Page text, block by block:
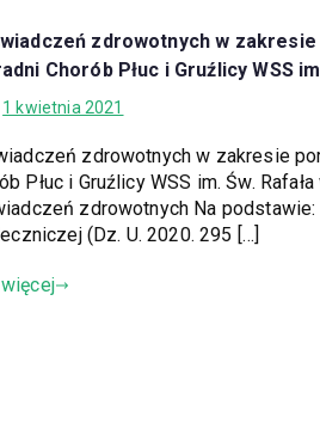
zdrowotnych w
Chorób Płuc i Gruźlicy WSS
1 kwietnia 2021
zdrowotnych w zakresie
Płuc i Gruźlicy WSS im. Św.
zdrowotnych Na
(Dz. U. 2020. 295 […]